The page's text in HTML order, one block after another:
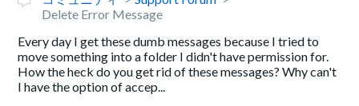
Delete Error Message
Every day I get these dumb messages because I tried to
move something into a folder I didn't have permission for.
How the heck do you get rid of these messages? Why can't
I have the option of accep...